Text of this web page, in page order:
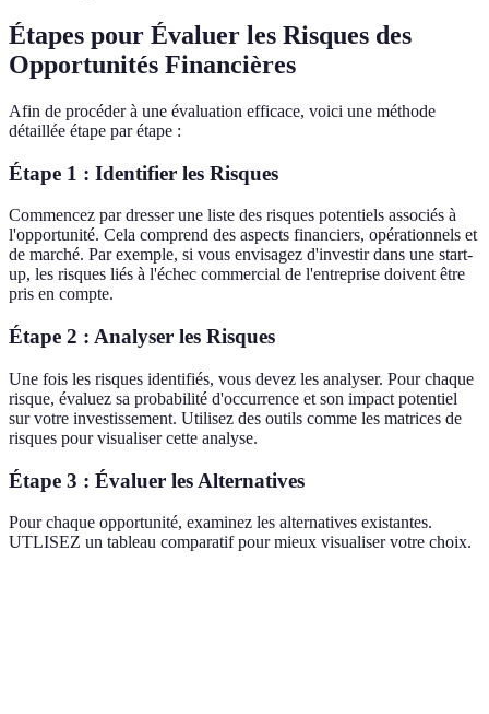
Étapes pour Évaluer les Risques des
Opportunités Financières
Afin de procéder à une évaluation efficace, voici une méthode
détaillée étape par étape :
Étape 1 : Identifier les Risques
Commencez par dresser une liste des risques potentiels associés à
l'opportunité. Cela comprend des aspects financiers, opérationnels et
de marché. Par exemple, si vous envisagez d'investir dans une start-
up, les risques liés à l'échec commercial de l'entreprise doivent être
pris en compte.
Étape 2 : Analyser les Risques
Une fois les risques identifiés, vous devez les analyser. Pour chaque
risque, évaluez sa probabilité d'occurrence et son impact potentiel
sur votre investissement. Utilisez des outils comme les matrices de
risques pour visualiser cette analyse.
Étape 3 : Évaluer les Alternatives
Pour chaque opportunité, examinez les alternatives existantes.
UTLISEZ un tableau comparatif pour mieux visualiser votre choix.